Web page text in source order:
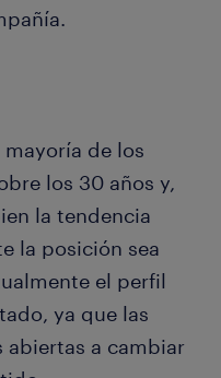
mayoría de los
los 30 años y,
la tendencia
la posición sea
el perfil
ya que las
abiertas a cambiar